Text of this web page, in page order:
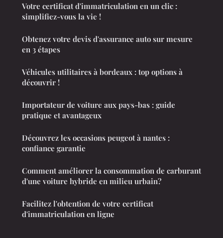
Votre certificat d'immatriculation en un clic :
simplifiez-vous la vie !
Obtenez votre devis d'assurance auto sur mesure
en 3 étapes
Véhicules utilitaires à bordeaux : top options à
découvrir !
Importateur de voiture aux pays-bas : guide
pratique et avantageux
Découvrez les occasions peugeot à nantes :
confiance garantie
Comment améliorer la consommation de carburant
d'une voiture hybride en milieu urbain?
Facilitez l'obtention de votre certificat
d'immatriculation en ligne